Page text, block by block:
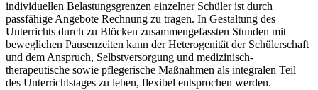
individuellen Belastungsgrenzen einzelner Schüler ist durch
passfähige Angebote Rechnung zu tragen. In Gestaltung des
Unterrichts durch zu Blöcken zusammengefassten Stunden mit
beweglichen Pausenzeiten kann der Heterogenität der Schülerschaft
und dem Anspruch, Selbstversorgung und medizinisch-
therapeutische sowie pflegerische Maßnahmen als integralen Teil
des Unterrichtstages zu leben, flexibel entsprochen werden.